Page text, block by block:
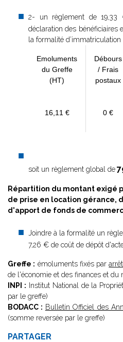
2- un règlement de 19,33
déclaration des bénéficiaires
la formalité d’immatriculation
Emoluments
du Greffe
(HT)
Débours
/ Frais
postaux
16,11 € 0 €
soit un règlement global de
Répartition du montant exigé
de prise en location gérance,
d'apport de fonds de
Joindre à la formalité un
7,26 € de coût de dépôt
Greffe : émoluments fixés par
de l'économie et des finances et du
INPI : Institut National de la
par le greffe)
BODACC : Bulletin Officiel des
(somme reversée par le greffe)
PARTAGER